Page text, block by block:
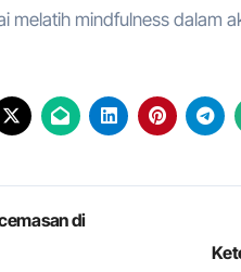
melatih mindfulness dalam
di